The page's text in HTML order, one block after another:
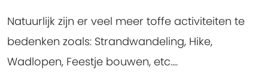
Natuurlijk zijn er veel meer toffe activiteiten te
bedenken zoals: Strandwandeling, Hike,
Wadlopen, Feestje bouwen, etc....